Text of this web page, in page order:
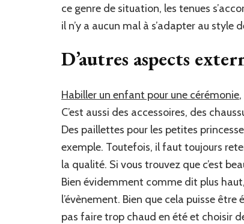
ce genre de situation, les tenues
il n’y a aucun mal à s’adapter au style
D’autres aspects
Habiller un enfant pour une cérémonie
C’est aussi des accessoires, des
Des paillettes pour les petites
exemple. Toutefois, il faut toujours
la qualité. Si vous trouvez que c’est
Bien évidemment comme dit plus
l’évènement. Bien que cela puisse
pas faire trop chaud en été et choisir